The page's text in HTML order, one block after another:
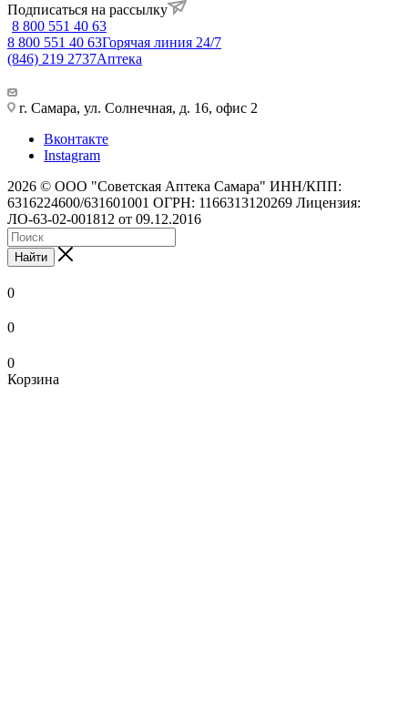
Подписаться на рассылку
8 800 551 40 63
8 800 551 40 63Горячая линия 24/7
(846) 219 2737Аптека
г. Самара, ул. Солнечная, д. 16, офис 2
Вконтакте
Instagram
2026 © ООО "Советская Аптека Самара" ИНН/КПП:
6316224600/631601001 ОГРН: 1166313120269 Лицензия:
ЛО-63-02-001812 от 09.12.2016
Найти
0
0
0
Корзина